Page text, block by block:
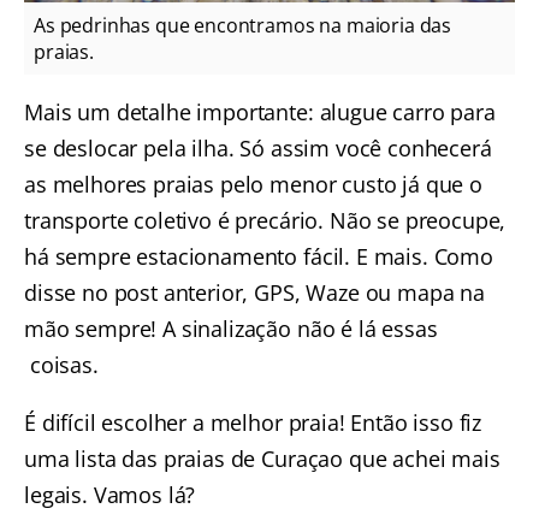
As pedrinhas que encontramos na maioria das
praias.
Mais um detalhe importante: alugue carro para
se deslocar pela ilha. Só assim você conhecerá
as melhores praias pelo menor custo já que o
transporte coletivo é precário. Não se preocupe,
há sempre estacionamento fácil. E mais. Como
disse no post anterior, GPS, Waze ou mapa na
mão sempre! A sinalização não é lá essas
coisas.
É difícil escolher a melhor praia! Então isso fiz
uma lista das praias de Curaçao que achei mais
legais. Vamos lá?